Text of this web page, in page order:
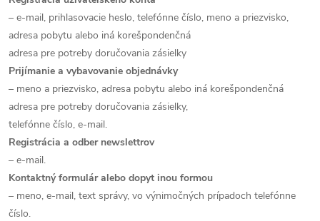
– e-mail, prihlasovacie heslo, telefónne číslo, meno a priezvisko,
adresa pobytu alebo iná korešpondenčná
adresa pre potreby doručovania zásielky
Prijímanie a vybavovanie objednávky
– meno a priezvisko, adresa pobytu alebo iná korešpondenčná
adresa pre potreby doručovania zásielky,
telefónne číslo, e-mail.
Registrácia a odber newslettrov
– e-mail.
Kontaktný formulár alebo dopyt inou formou
– meno, e-mail, text správy, vo výnimočných prípadoch telefónne
číslo.